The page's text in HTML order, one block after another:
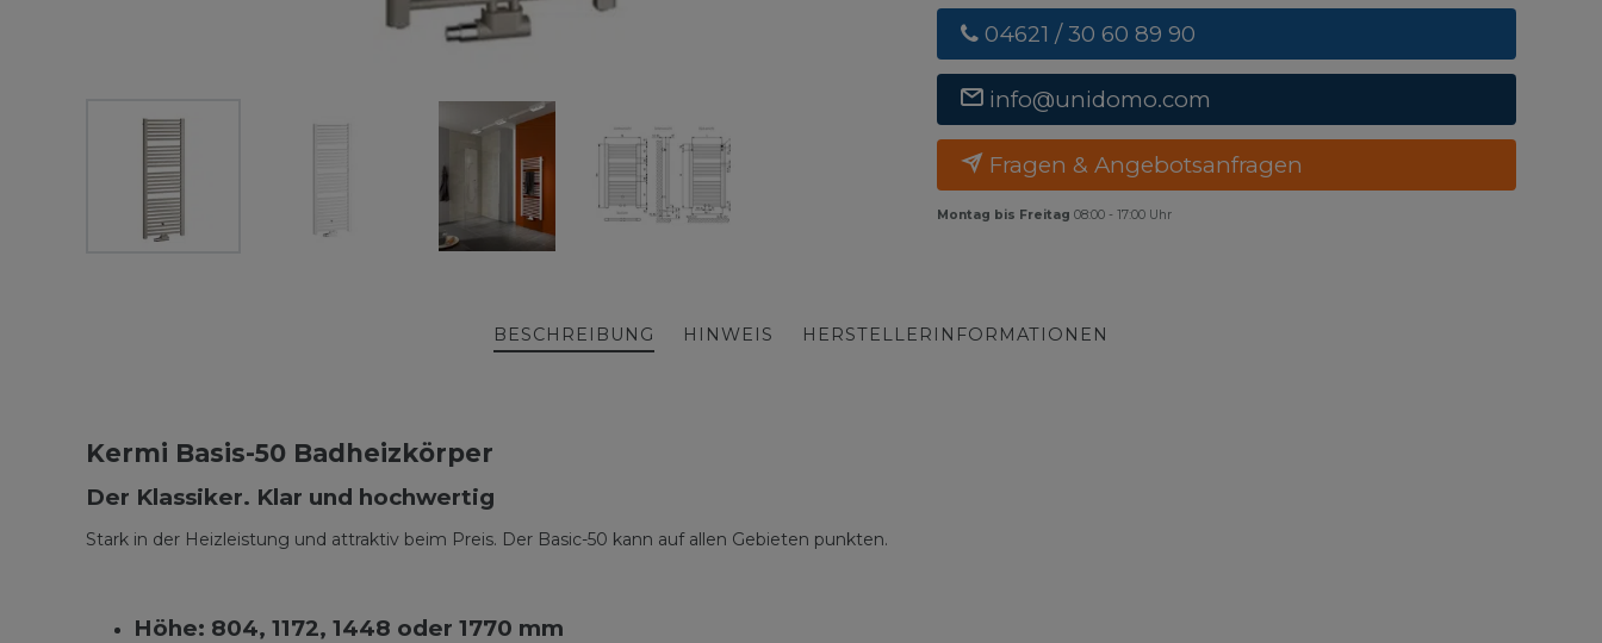
04621 / 30 60 89 90
info@unidomo.com
Fragen & Angebotsanfragen
Montag bis Freitag 08:00 - 17:00 Uhr
BESCHREIBUNG HINWEIS HERSTELLERINFORMATIONEN
Kermi Basis-50 Badheizkörper
Der Klassiker. Klar und hochwertig
Stark in der Heizleistung und attraktiv beim Preis. Der Basic-50 kann auf allen Gebieten punkten.
Höhe: 804, 1172, 1448 oder 1770 mm